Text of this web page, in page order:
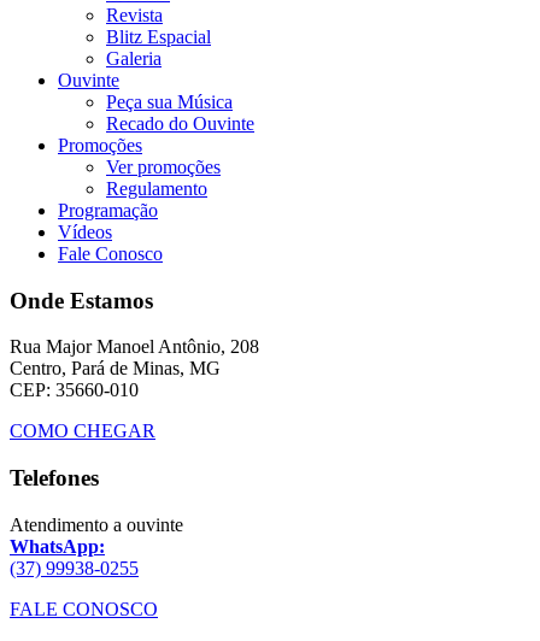
Revista
Blitz Espacial
Galeria
Ouvinte
Peça sua Música
Recado do Ouvinte
Promoções
Ver promoções
Regulamento
Programação
Vídeos
Fale Conosco
Onde Estamos
Rua Major Manoel Antônio, 208
Centro, Pará de Minas, MG
CEP: 35660-010
COMO CHEGAR
Telefones
Atendimento a ouvinte
WhatsApp:
(37) 99938-0255
FALE CONOSCO